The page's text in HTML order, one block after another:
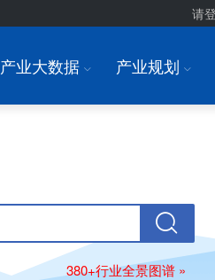
请
产业大数据 I 产业规划 I
380+行业全景图谱 »